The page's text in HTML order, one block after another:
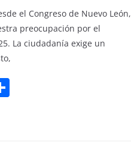
el Congreso de Nuevo León,
preocupación por el
La ciudadanía exige un
S